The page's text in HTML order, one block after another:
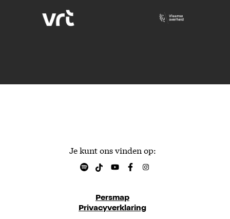
Je kunt ons vinden op:
Persmap
Privacyverklaring